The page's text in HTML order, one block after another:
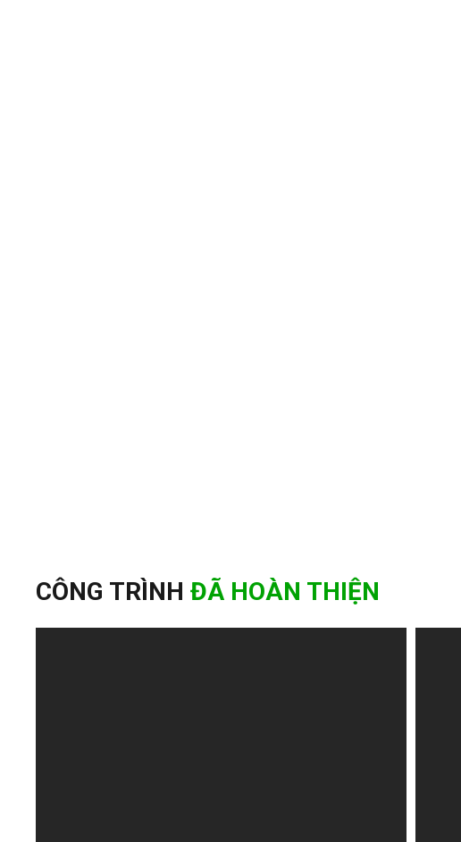
CÔNG TRÌNH ĐÃ HOÀN THIỆN